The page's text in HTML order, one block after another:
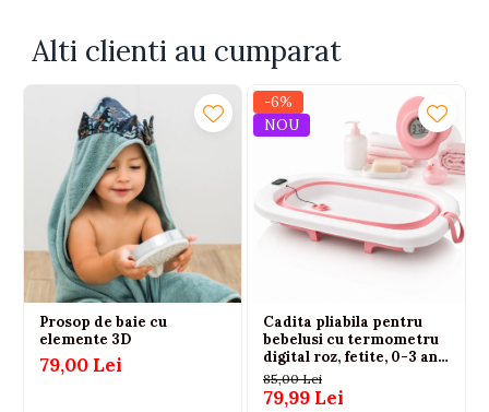
Alti clienti au cumparat
Prosop de baie cu
elemente 3D
79,00 Lei
-6%
NOU
Cadita pliabila pentru
bebelusi cu termometru
digital roz, fetite, 0-3 ani,
antiderapanta 75 cm
85,00 Lei
79,99 Lei